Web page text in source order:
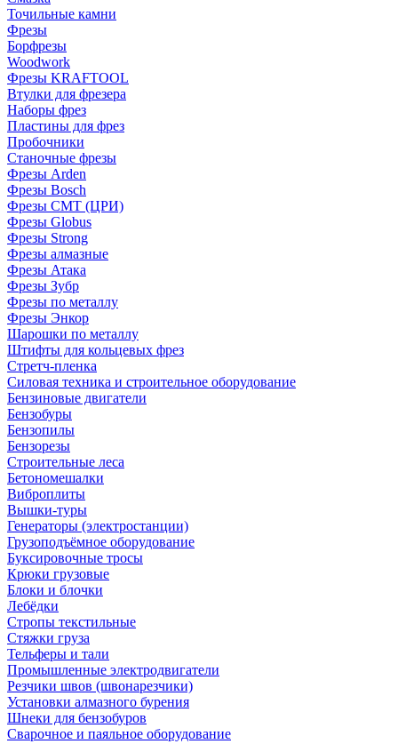
Точильные камни
Фрезы
Борфрезы
Woodwork
Фрезы KRAFTOOL
Втулки для фрезера
Наборы фрез
Пластины для фрез
Пробочники
Станочные фрезы
Фрезы Arden
Фрезы Bosch
Фрезы CMT (ЦРИ)
Фрезы Globus
Фрезы Strong
Фрезы алмазные
Фрезы Атака
Фрезы Зубр
Фрезы по металлу
Фрезы Энкор
Шарошки по металлу
Штифты для кольцевых фрез
Стретч-пленка
Силовая техника и строительное оборудование
Бензиновые двигатели
Бензобуры
Бензопилы
Бензорезы
Строительные леса
Бетономешалки
Виброплиты
Вышки-туры
Генераторы (электростанции)
Грузоподъёмное оборудование
Буксировочные тросы
Крюки грузовые
Блоки и блочки
Лебёдки
Стропы текстильные
Стяжки груза
Тельферы и тали
Промышленные электродвигатели
Резчики швов (швонарезчики)
Установки алмазного бурения
Шнеки для бензобуров
Сварочное и паяльное оборудование